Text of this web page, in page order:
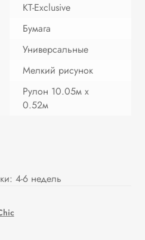
4-6 недель
KT-Exclusive
Бумага
Универсальные
Мелкий рисунок
Рулон 10.05м х
0.52м